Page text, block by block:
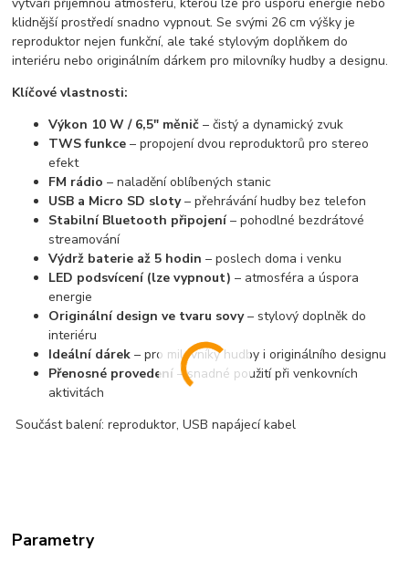
klidnější prostředí snadno vypnout. Se svými 26 cm výšky je
reproduktor nejen funkční, ale také stylovým doplňkem do
interiéru nebo originálním dárkem pro milovníky hudby a designu.
Klíčové vlastnosti:
Výkon 10 W / 6,5" měnič – čistý a dynamický zvuk
TWS funkce – propojení dvou reproduktorů pro stereo
efekt
FM rádio – naladění oblíbených stanic
USB a Micro SD sloty– přehrávání hudby bez telefon
Stabilní Bluetooth připojení– pohodlné bezdrátové
streamování
Výdrž baterie až 5 hodin – poslech doma i venku
LED podsvícení (lze vypnout) – atmosféra a úspora
energie
Originální design ve tvaru sovy– stylový doplněk do
interiéru
Ideální dárek – pro milovníky hudby i originálního designu
Přenosné provedení – snadné použití při venkovních
aktivitách
Součást balení: reproduktor, USB napájecí kabel
Parametry